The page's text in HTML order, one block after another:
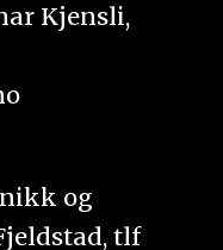
Kjensli,
og
tlf